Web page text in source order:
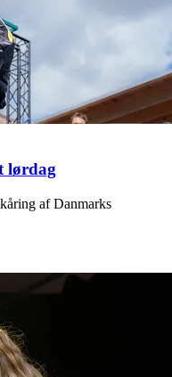
lørdag
af Danmarks